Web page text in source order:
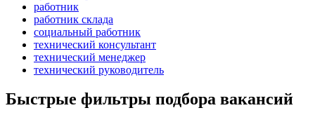
работник
работник склада
социальный работник
технический консультант
технический менеджер
технический руководитель
Быстрые фильтры подбора вакансий